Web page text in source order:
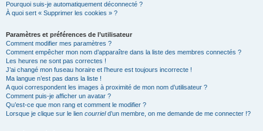
Pourquoi suis-je automatiquement déconnecté ?
À quoi sert « Supprimer les cookies » ?
Paramètres et préférences de l’utilisateur
Comment modifier mes paramètres ?
Comment empêcher mon nom d’apparaître dans la liste des membres connectés ?
Les heures ne sont pas correctes !
J’ai changé mon fuseau horaire et l’heure est toujours incorrecte !
Ma langue n’est pas dans la liste !
A quoi correspondent les images à proximité de mon nom d’utilisateur ?
Comment puis-je afficher un avatar ?
Qu’est-ce que mon rang et comment le modifier ?
Lorsque je clique sur le lien courrield’un membre, on me demande de me connecter !?